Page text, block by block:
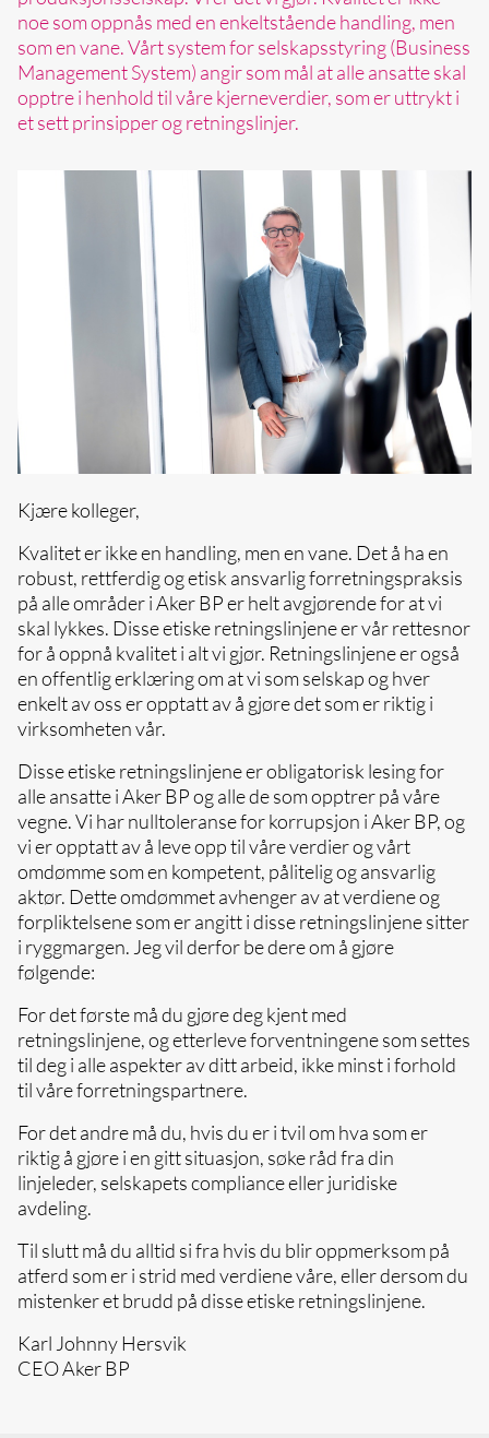
noe som oppnås med en enkeltstående handling, men
som en vane. Vårt system for selskapsstyring (Business
Management System) angir som mål at alle ansatte skal
opptre i henhold til våre kjerneverdier, som er uttrykt i
et sett prinsipper og retningslinjer.
Kjære kolleger,
Kvalitet er ikke en handling, men en vane. Det å ha en
robust, rettferdig og etisk ansvarlig forretningspraksis
på alle områder i Aker BP er helt avgjørende for at vi
skal lykkes. Disse etiske retningslinjene er vår rettesnor
for å oppnå kvalitet i alt vi gjør. Retningslinjene er også
en offentlig erklæring om at vi som selskap og hver
enkelt av oss er opptatt av å gjøre det som er riktig i
virksomheten vår.
Disse etiske retningslinjene er obligatorisk lesing for
alle ansatte i Aker BP og alle de som opptrer på våre
vegne. Vi har nulltoleranse for korrupsjon i Aker BP, og
vi er opptatt av å leve opp til våre verdier og vårt
omdømme som en kompetent, pålitelig og ansvarlig
aktør. Dette omdømmet avhenger av at verdiene og
forpliktelsene som er angitt i disse retningslinjene sitter
i ryggmargen. Jeg vil derfor be dere om å gjøre
følgende:
For det første må du gjøre deg kjent med
retningslinjene, og etterleve forventningene som settes
til deg i alle aspekter av ditt arbeid, ikke minst i forhold
til våre forretningspartnere.
For det andre må du, hvis du er i tvil om hva som er
riktig å gjøre i en gitt situasjon, søke råd fra din
linjeleder, selskapets compliance eller juridiske
avdeling.
Til slutt må du alltid si fra hvis du blir oppmerksom på
atferd som er i strid med verdiene våre, eller dersom du
mistenker et brudd på disse etiske retningslinjene.
Karl Johnny Hersvik
CEO Aker BP